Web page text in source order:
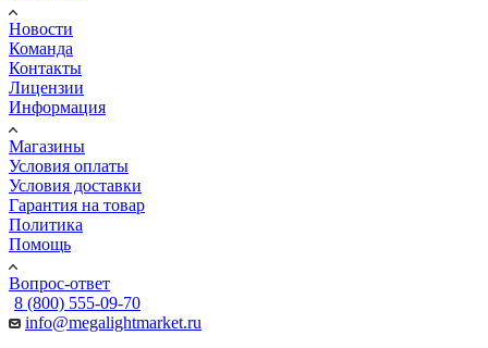
Новости
Команда
Контакты
Лицензии
Информация
Магазины
Условия оплаты
Условия доставки
Гарантия на товар
Политика
Помощь
Вопрос-ответ
8 (800) 555-09-70
info@megalightmarket.ru